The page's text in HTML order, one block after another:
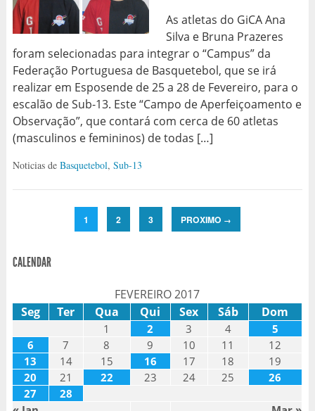
As atletas do GiCA Ana
Silva e Bruna Prazeres
foram selecionadas para integrar o “Campus” da
Federação Portuguesa de Basquetebol, que se irá
realizar em Esposende de 25 a 28 de Fevereiro, para o
escalão de Sub-13. Este “Campo de Aperfeiçoamento e
Observação”, que contará com cerca de 60 atletas
(masculinos e femininos) de todas […]
Noticias de Basquetebol, Sub-13
1 2 3 PROXIMO →
CALENDAR
FEVEREIRO 2017
Seg
Ter Qua Qui Sex Sáb Dom
1 2 3 4
5
6
7 8 9 10 11
12
13
14 15 16 17 18
19
20
21 22 23 24 25
26
27
28